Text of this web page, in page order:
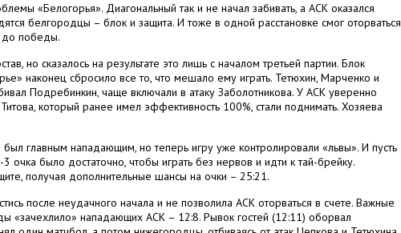
«Белогорья». Диагональный так и не начал забивать, а АСК оказался
белгородцы – блок и защита. И тоже в одной расстановке смог оторваться
до победы.
но сказалось на результате это лишь с началом третьей партии. Блок
наконец сбросило все то, что мешало ему играть. Тетюхин, Марченко и
Подребинкин, чаще включали в атаку Заболотникова. У АСК уверенно
который ранее имел эффективность 100%, стали поднимать. Хозяева
главным нападающим, но теперь игру уже контролировали «львы». И пусть
было достаточно, чтобы играть без нервов и идти к тай-брейку.
получая дополнительные шансы на очки – 25:21.
после неудачного начала и не позволила АСК оторваться в счете. Важные
«зачехлило» нападающих АСК – 12:8. Рывок гостей (12:11) оборвал